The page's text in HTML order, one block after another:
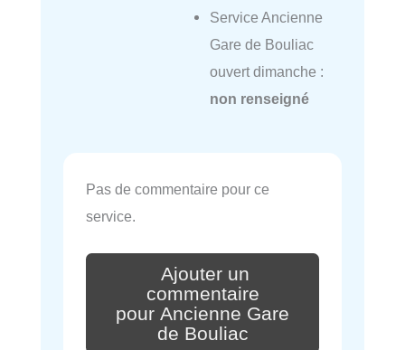
Service Ancienne
Gare de Bouliac
ouvert dimanche :
non renseigné
Pas de commentaire pour ce
service.
Ajouter un
commentaire
pour Ancienne Gare
de Bouliac